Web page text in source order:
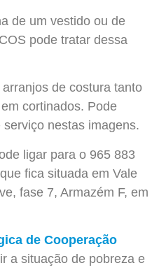
de um vestido ou de
pode tratar dessa
de costura tanto
cortinados. Pode
nestas imagens.
ligar para o 965 883
fica situada em Vale
fase 7, Armazém F, em
de Cooperação
a situação de pobreza e